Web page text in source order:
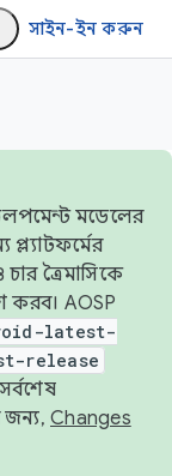
সাইন-ইন করুন
মডেলের
ত্রৈমাসিকে
করব। AOSP
latest-
release
জন্য, Changes